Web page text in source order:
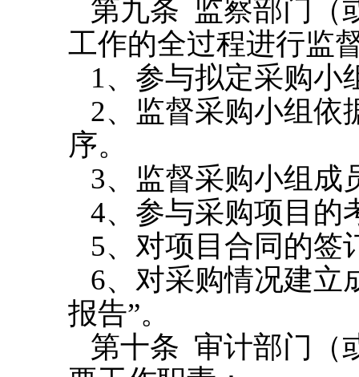
第九条 监察部门（
工作的全过程进行监
1、参与拟定采购小
2、监督采购小组依
序。
3、监督采购小组成
4、参与采购项目的
5、对项目合同的签
6、对采购情况建立
报告”。
第十条 审计部门（